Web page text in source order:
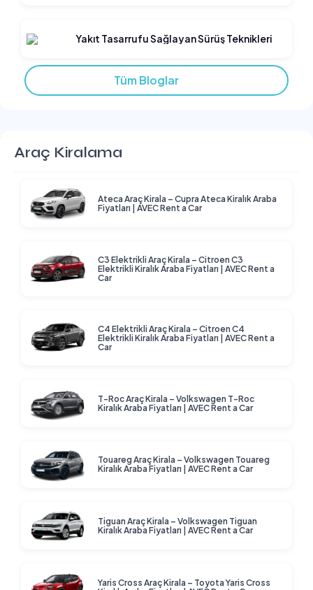
Yakıt Tasarrufu Sağlayan Sürüş Teknikleri
Tüm Bloglar
Araç Kiralama
Ateca Araç Kirala – Cupra Ateca Kiralık Araba
Fiyatları | AVEC Rent a Car
C3 Elektrikli Araç Kirala – Citroen C3
Elektrikli Kiralık Araba Fiyatları | AVEC Rent a
Car
C4 Elektrikli Araç Kirala – Citroen C4
Elektrikli Kiralık Araba Fiyatları | AVEC Rent a
Car
T-Roc Araç Kirala – Volkswagen T-Roc
Kiralık Araba Fiyatları | AVEC Rent a Car
Touareg Araç Kirala – Volkswagen Touareg
Kiralık Araba Fiyatları | AVEC Rent a Car
Tiguan Araç Kirala – Volkswagen Tiguan
Kiralık Araba Fiyatları | AVEC Rent a Car
Yaris Cross Araç Kirala – Toyota Yaris Cross